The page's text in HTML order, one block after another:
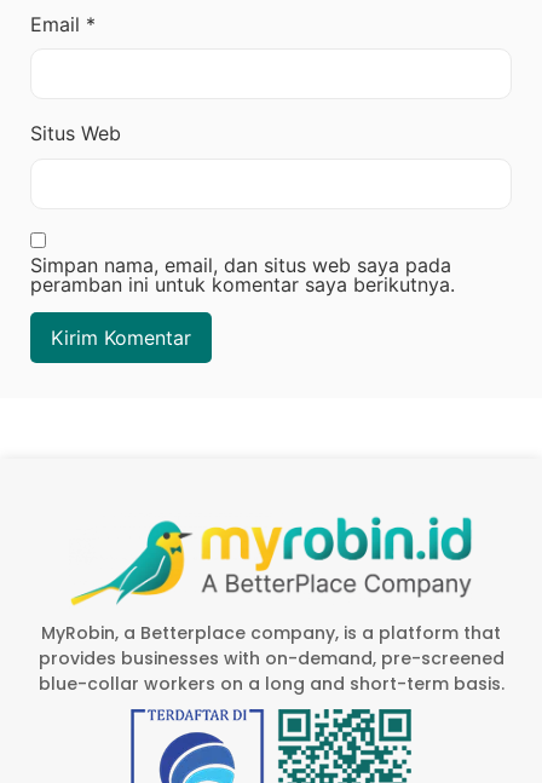
Email *
Situs Web
Simpan nama, email, dan situs web saya pada
peramban ini untuk komentar saya berikutnya.
MyRobin, a Betterplace company, is a platform that
provides businesses with on-demand, pre-screened
blue-collar workers on a long and short-term basis.